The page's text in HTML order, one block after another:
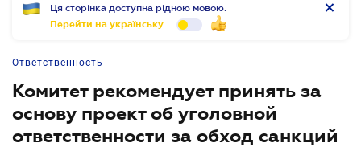
Ця сторінка доступна рідною мовою.
Перейти на українську
Ответственность
Комитет рекомендует принять за
основу проект об уголовной
ответственности за обход санкций